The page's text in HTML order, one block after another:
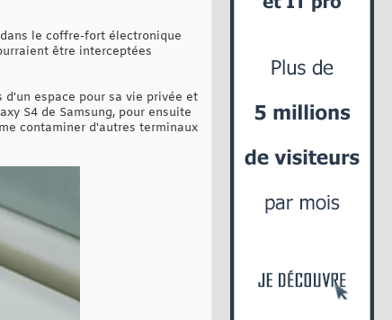
le coffre-fort électronique
être interceptées
espace pour sa vie privée et
S4 de Samsung, pour ensuite
contaminer d'autres terminaux